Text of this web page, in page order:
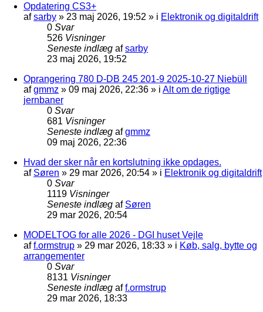
Opdatering CS3+
afsarby » 23 maj 2026, 19:52 » i Elektronik og digitaldrift
0 Svar
526 Visninger
Seneste indlæg afsarby
23 maj 2026, 19:52
Oprangering 780 D-DB 245 201-9 2025-10-27 Niebüll
afgmmz » 09 maj 2026, 22:36 » i Alt om de rigtige
jernbaner
0 Svar
681 Visninger
Seneste indlæg afgmmz
09 maj 2026, 22:36
Hvad der sker når en kortslutning ikke opdages.
af Søren » 29 mar 2026, 20:54 » i Elektronik og digitaldrift
0 Svar
1119 Visninger
Seneste indlæg af Søren
29 mar 2026, 20:54
MODELTOG for alle 2026 - DGI huset Vejle
aff.ormstrup » 29 mar 2026, 18:33 » i Køb, salg, bytte og
arrangementer
0 Svar
8131 Visninger
Seneste indlæg aff.ormstrup
29 mar 2026, 18:33